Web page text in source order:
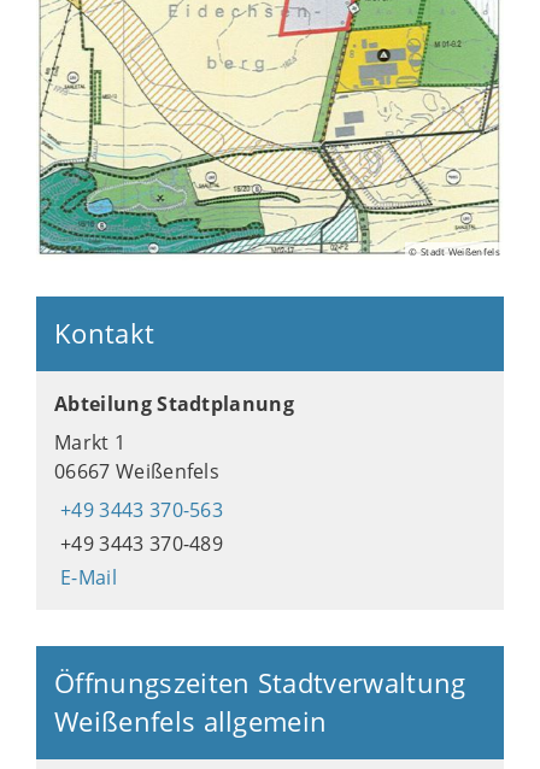
© Stadt Weißenfels
Kontakt
Abteilung Stadtplanung
Markt 1
06667 Weißenfels
+49 3443 370-563
+49 3443 370-489
E-Mail
Öffnungszeiten Stadtverwaltung
Weißenfels allgemein